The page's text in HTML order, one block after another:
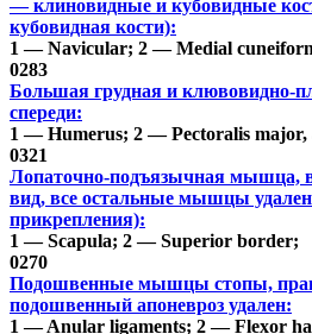
— клиновидные и кубовидные
кубовидная кости):
1 — Navicular; 2 — Medial
0283
Большая грудная и клювовидно-
спереди:
1 — Humerus; 2 — Pectoralis major,
0321
Лопаточно-подъязычная мышца,
вид, все остальные мышцы
прикрепления):
1 — Scapula; 2 — Superior border;
0270
Подошвенные мышцы стопы,
подошвенный апоневроз удален:
1 — Anular ligaments; 2 — Flexor